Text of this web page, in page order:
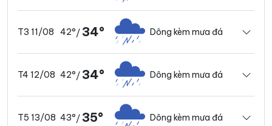
T3 11/08 42°/ 34° Dông kèm mưa đá
T4 12/08 42°/ 34° Dông kèm mưa đá
T5 13/08 43°/ 35° Dông kèm mưa đá